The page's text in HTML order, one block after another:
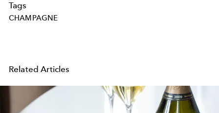
Tags
CHAMPAGNE
Related Articles